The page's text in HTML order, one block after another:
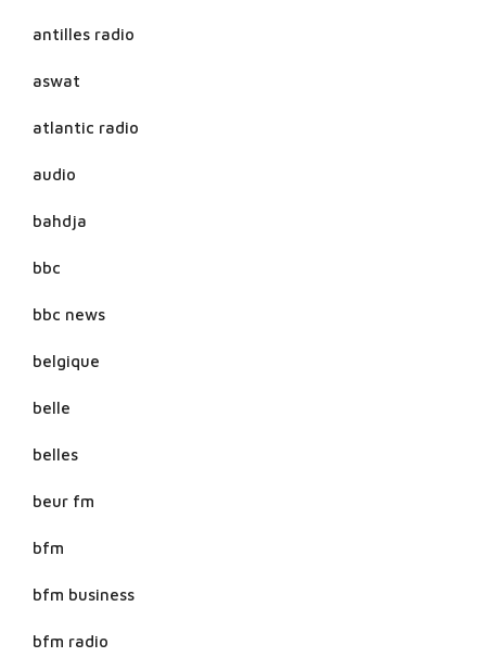
antilles radio
aswat
atlantic radio
audio
bahdja
bbc
bbc news
belgique
belle
belles
beur fm
bfm
bfm business
bfm radio